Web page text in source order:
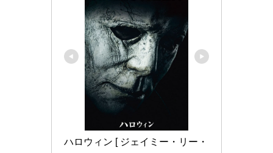
ハロウィン [ ジェイミー・リー・